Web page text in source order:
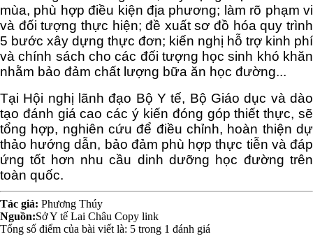
mùa, phù hợp điều kiện địa phương; làm rõ phạm vi
và đối tượng thực hiện; đề xuất sơ đồ hóa quy trình
5 bước xây dựng thực đơn; kiến nghị hỗ trợ kinh phí
và chính sách cho các đối tượng học sinh khó khăn
nhằm bảo đảm chất lượng bữa ăn học đường...
Tại Hội nghị lãnh đạo Bộ Y tế, Bộ Giáo dục và dào
tạo đánh giá cao các ý kiến đóng góp thiết thực, sẽ
tổng hợp, nghiên cứu để điều chỉnh, hoàn thiện dự
thảo hướng dẫn, bảo đảm phù hợp thực tiễn và đáp
ứng tốt hơn nhu cầu dinh dưỡng học đường trên
toàn quốc.
Tác giả: Phương Thúy
Nguồn:Sở Y tế Lai Châu Copy link
Tổng số điểm của bài viết là: 5 trong 1 đánh giá